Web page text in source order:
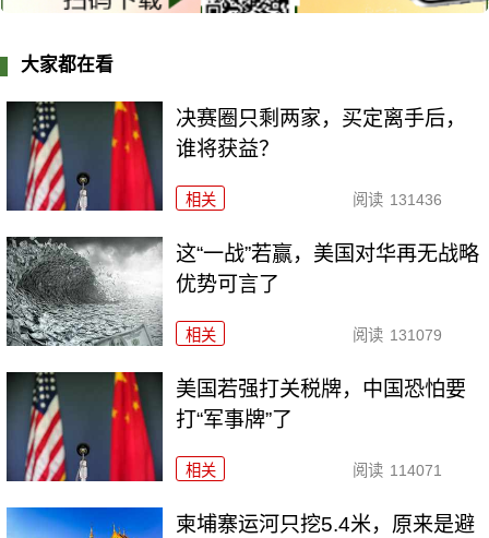
大家都在看
决赛圈只剩两家，买定离手后，
谁将获益？
相关 阅读 131436
这“一战”若赢，美国对华再无战略
优势可言了
相关 阅读 131079
美国若强打关税牌，中国恐怕要
打“军事牌”了
相关 阅读 114071
柬埔寨运河只挖5.4米，原来是避